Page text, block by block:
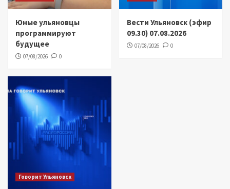
Юные ульяновцы
программируют
будущее
07/08/2026 0
Вести Ульяновск (эфир
09.30) 07.08.2026
07/08/2026 0
Говорит Ульяновск